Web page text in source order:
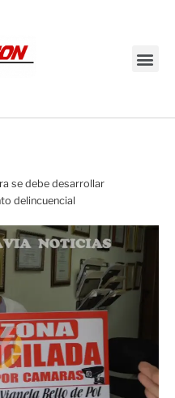
se debe desarrollar
delincuencial